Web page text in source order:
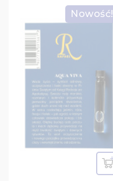
Nowość!